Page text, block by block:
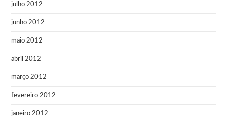
julho 2012
junho 2012
maio 2012
abril 2012
março 2012
fevereiro 2012
janeiro 2012